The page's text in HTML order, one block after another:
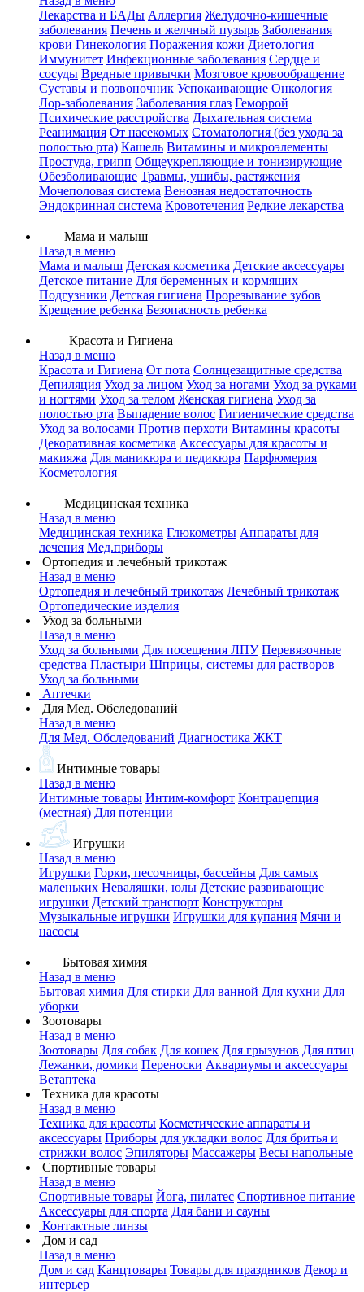
Лекарства и БАДы Аллергия Желудочно-кишечные
заболевания Печень и желчный пузырь Заболевания
крови Гинекология Поражения кожи Диетология
Иммунитет Инфекционные заболевания Сердце и
сосуды Вредные привычки Мозговое кровообращение
Суставы и позвоночник Успокаивающие Онкология
Лор-заболевания Заболевания глаз Геморрой
Психические расстройства Дыхательная система
Реанимация От насекомых Стоматология (без ухода за
полостью рта) Кашель Витамины и микроэлементы
Простуда, грипп Общеукрепляющие и тонизирующие
Обезболивающие Травмы, ушибы, растяжения
Мочеполовая система Венозная недостаточность
Эндокринная система Кровотечения Редкие лекарства
Мама и малыш
Назад в меню
Мама и малыш Детская косметика Детские аксессуары
Детское питание Для беременных и кормящих
Подгузники Детская гигиена Прорезывание зубов
Крещение ребенка Безопасность ребенка
Красота и Гигиена
Назад в меню
Красота и Гигиена От пота Солнцезащитные средства
Депиляция Уход за лицом Уход за ногами Уход за руками
и ногтями Уход за телом Женская гигиена Уход за
полостью рта Выпадение волос Гигиенические средства
Уход за волосами Против перхоти Витамины красоты
Декоративная косметика Аксессуары для красоты и
макияжа Для маникюра и педикюра Парфюмерия
Косметология
Медицинская техника
Назад в меню
Медицинская техника Глюкометры Аппараты для
лечения Мед.приборы
Ортопедия и лечебный трикотаж
Назад в меню
Ортопедия и лечебный трикотаж Лечебный трикотаж
Ортопедические изделия
Уход за больными
Назад в меню
Уход за больными Для посещения ЛПУ Перевязочные
средства Пластыри Шприцы, системы для растворов
Уход за больными
Аптечки
Для Мед. Обследований
Назад в меню
Для Мед. Обследований Диагностика ЖКТ
Интимные товары
Назад в меню
Интимные товары Интим-комфорт Контрацепция
(местная) Для потенции
Игрушки
Назад в меню
Игрушки Горки, песочницы, бассейны Для самых
маленьких Неваляшки, юлы Детские развивающие
игрушки Детский транспорт Конструкторы
Музыкальные игрушки Игрушки для купания Мячи и
насосы
Бытовая химия
Назад в меню
Бытовая химия Для стирки Для ванной Для кухни Для
уборки
Зоотовары
Назад в меню
Зоотовары Для собак Для кошек Для грызунов Для птиц
Лежанки, домики Переноски Аквариумы и аксессуары
Ветаптека
Техника для красоты
Назад в меню
Техника для красоты Косметические аппараты и
аксессуары Приборы для укладки волос Для бритья и
стрижки волос Эпиляторы Массажеры Весы напольные
Спортивные товары
Назад в меню
Спортивные товары Йога, пилатес Спортивное питание
Аксессуары для спорта Для бани и сауны
Контактные линзы
Дом и сад
Назад в меню
Дом и сад Канцтовары Товары для праздников Декор и
интерьер